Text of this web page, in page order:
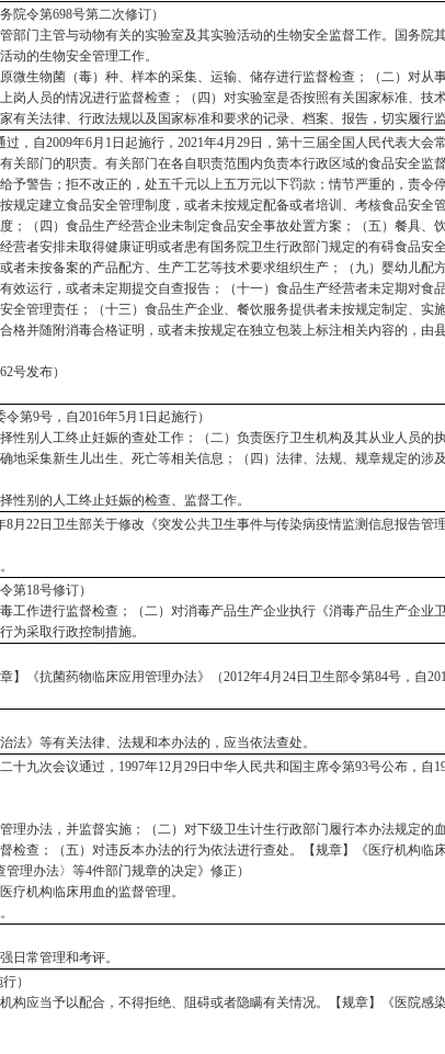
院令第698号第二次修订）
门主管与动物有关的实验室及其实验活动的生物安全监督工作。国务院
动的生物安全管理工作。
生物菌（毒）种、样本的采集、运输、储存进行监督检查；（二）对从
人员的情况进行监督检查；（四）对实验室是否按照有关国家标准、技
关法律、行政法规以及国家标准和要求的记录、档案、报告，切实履行
，自2009年6月1日起施行，2021年4月29日，第十三届全国人民代表大会
部门的职责。有关部门在各自职责范围内负责本行政区域的食品安全监
警告；拒不改正的，处五千元以上五万元以下罚款；情节严重的，责令
定建立食品安全管理制度，或者未按规定配备或者培训、考核食品安全
（四）食品生产经营企业未制定食品安全事故处置方案；（五）餐具、
者安排未取得健康证明或者患有国务院卫生行政部门规定的有碍食品安
未按备案的产品配方、生产工艺等技术要求组织生产；（九）婴幼儿配
运行，或者未定期提交自查报告；（十一）食品生产经营者未定期对食
管理责任；（十三）食品生产企业、餐饮服务提供者未按规定制定、实
并随附消毒合格证明，或者未按规定在独立包装上标注相关内容的，由
号发布）
第9号，自2016年5月1日起施行）
别人工终止妊娠的查处工作；（二）负责医疗卫生机构及其从业人员的
采集新生儿出生、死亡等相关信息；（四）法律、法规、规章规定的涉
别的人工终止妊娠的检查、监督工作。
8月22日卫生部关于修改《突发公共卫生事件与传染病疫情监测信息报告管
第18号修订）
作进行监督检查；（二）对消毒产品生产企业执行《消毒产品生产企业
为采取行政控制措施。
】《抗菌药物临床应用管理办法》（2012年4月24日卫生部令第84号，自
》等有关法律、法规和本办法的，应当依法查处。
九次会议通过，1997年12月29日中华人民共和国主席令第93号公布，自
办法，并监督实施；（二）对下级卫生计生行政部门履行本办法规定的
查；（五）对违反本办法的行为依法进行查处。【规章】《医疗机构临
理办法〉等4件部门规章的决定》修正）
疗机构临床用血的监督管理。
日常管理和考评。
）
应当予以配合，不得拒绝、阻碍或者隐瞒有关情况。【规章】《医院感